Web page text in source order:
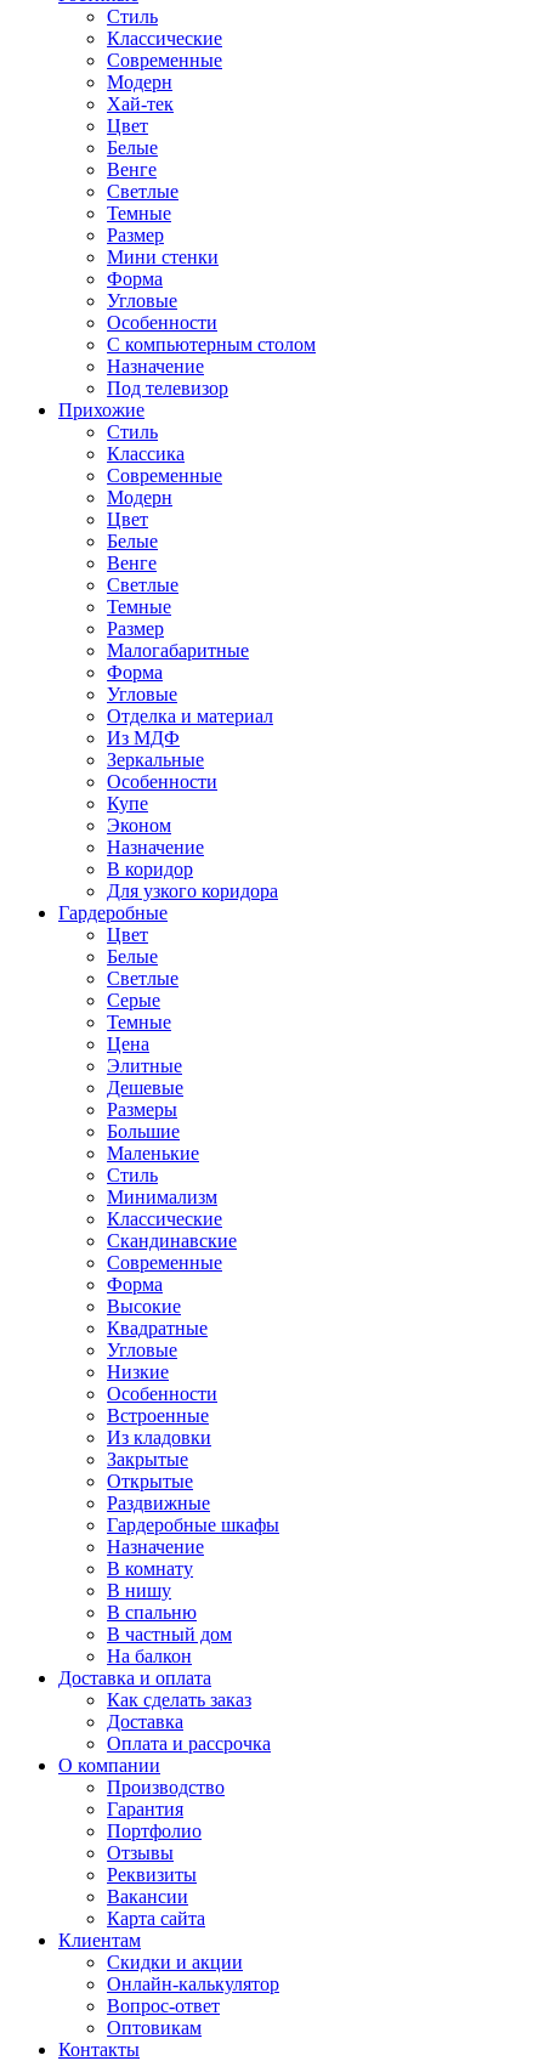
Стиль
Классические
Современные
Модерн
Хай-тек
Цвет
Белые
Венге
Светлые
Темные
Размер
Мини стенки
Форма
Угловые
Особенности
С компьютерным столом
Назначение
Под телевизор
Прихожие
Стиль
Классика
Современные
Модерн
Цвет
Белые
Венге
Светлые
Темные
Размер
Малогабаритные
Форма
Угловые
Отделка и материал
Из МДФ
Зеркальные
Особенности
Купе
Эконом
Назначение
В коридор
Для узкого коридора
Гардеробные
Цвет
Белые
Светлые
Серые
Темные
Цена
Элитные
Дешевые
Размеры
Большие
Маленькие
Стиль
Минимализм
Классические
Скандинавские
Современные
Форма
Высокие
Квадратные
Угловые
Низкие
Особенности
Встроенные
Из кладовки
Закрытые
Открытые
Раздвижные
Гардеробные шкафы
Назначение
В комнату
В нишу
В спальню
В частный дом
На балкон
Доставка и оплата
Как сделать заказ
Доставка
Оплата и рассрочка
О компании
Производство
Гарантия
Портфолио
Отзывы
Реквизиты
Вакансии
Карта сайта
Клиентам
Скидки и акции
Онлайн-калькулятор
Вопрос-ответ
Оптовикам
Контакты